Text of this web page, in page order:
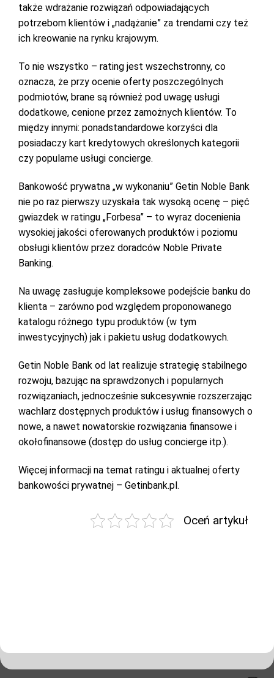
także wdrażanie rozwiązań odpowiadających
potrzebom klientów i „nadążanie” za trendami czy też
ich kreowanie na rynku krajowym.
To nie wszystko – rating jest wszechstronny, co
oznacza, że przy ocenie oferty poszczególnych
podmiotów, brane są również pod uwagę usługi
dodatkowe, cenione przez zamożnych klientów. To
między innymi: ponadstandardowe korzyści dla
posiadaczy kart kredytowych określonych kategorii
czy popularne usługi concierge.
Bankowość prywatna „w wykonaniu” Getin Noble Bank
nie po raz pierwszy uzyskała tak wysoką ocenę – pięć
gwiazdek w ratingu „Forbesa” – to wyraz docenienia
wysokiej jakości oferowanych produktów i poziomu
obsługi klientów przez doradców Noble Private
Banking.
Na uwagę zasługuje kompleksowe podejście banku do
klienta – zarówno pod względem proponowanego
katalogu różnego typu produktów (w tym
inwestycyjnych) jak i pakietu usług dodatkowych.
Getin Noble Bank od lat realizuje strategię stabilnego
rozwoju, bazując na sprawdzonych i popularnych
rozwiązaniach, jednocześnie sukcesywnie rozszerzając
wachlarz dostępnych produktów i usług finansowych o
nowe, a nawet nowatorskie rozwiązania finansowe i
okołofinansowe (dostęp do usług concierge itp.).
Więcej informacji na temat ratingu i aktualnej oferty
bankowości prywatnej – Getinbank.pl.
Oceń artykuł